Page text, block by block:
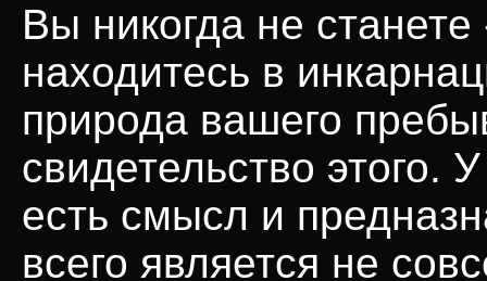
Вы никогда не
находитесь в
природа вашего
свидетельство этого.
есть смысл и
всего является не